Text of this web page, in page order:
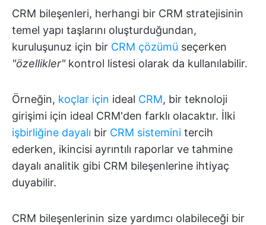
CRM bileşenleri, herhangi bir CRM stratejisinin
temel yapı taşlarını oluşturduğundan,
kuruluşunuz için bir CRM çözümü seçerken
"özellikler"kontrol listesi olarak da kullanılabilir.
Örneğin, koçlar için ideal CRM, bir teknoloji
girişimi için ideal CRM'den farklı olacaktır. İlki
işbirliğine dayalı bir CRM sistemini tercih
ederken, ikincisi ayrıntılı raporlar ve tahmine
dayalı analitik gibi CRM bileşenlerine ihtiyaç
duyabilir.
CRM bileşenlerinin size yardımcı olabileceği bir